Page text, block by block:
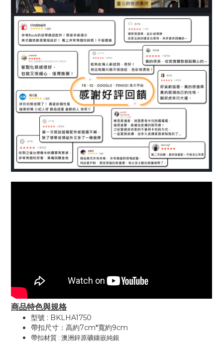
商品特色與規格
型號 : BKLHA1750
帶扣尺寸：高約7cm*寬約9cm
帶扣材質 : 澳洲鋅原礦鑲嵌純銀